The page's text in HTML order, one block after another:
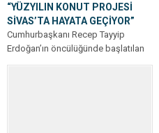
“YÜZYILIN KONUT PROJESİ
SİVAS’TA HAYATA GEÇİYOR”
Cumhurbaşkanı Recep Tayyip
Erdoğan’ın öncülüğünde başlatılan